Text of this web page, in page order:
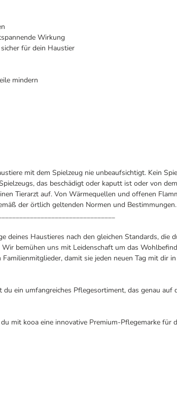
Wirkung
für dein Haustier
mindern
mit dem Spielzeug nie unbeaufsichtigt. Kein
das beschädigt oder kaputt ist oder von
Tierarzt auf. Von Wärmequellen und offenen
der örtlich geltenden Normen und Bestimmungen.
deines Haustieres nach den gleichen Standards, die
Wir bemühen uns mit Leidenschaft um das
damit sie jeden neuen Tag mit dir
du ein umfangreiches Pflegesortiment, das genau auf
mit kooa eine innovative Premium-Pflegemarke für